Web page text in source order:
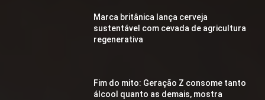
Marca britânica lança cerveja
sustentável com cevada de agricultura
regenerativa
Fim do mito: Geração Z consome tanto
álcool quanto as demais, mostra